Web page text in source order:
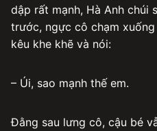
dập rất mạnh, Hà Anh chúi
trước, ngực cô chạm
kêu khe khẽ và nói:
– Úi, sao mạnh thế em.
Đằng sau lưng cô, cậu bé